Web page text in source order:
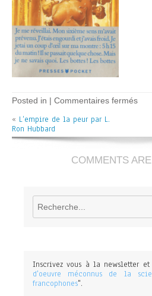
Posted in | Commentaires ferméssur
L.R.
« L’empire de la peur par L.
Ron Hubbard
COMMENTS
Rechercher
Inscrivez vous à la newsletter
d'oeuvre méconnus de la
francophones".